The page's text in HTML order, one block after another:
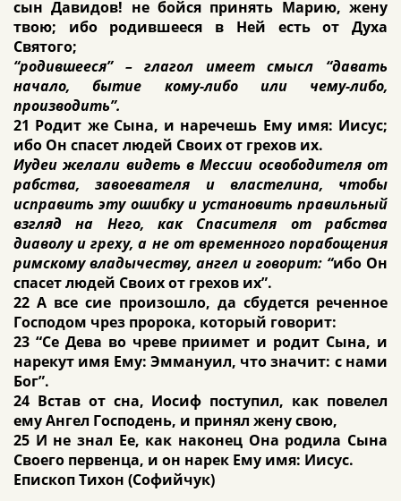
сын Давидов! не бойся принять Марию, жену
твою; ибо родившееся в Ней есть от Духа
Святого;
“родившееся” – глагол имеет смысл “давать
начало, бытие кому-либо или чему-либо,
производить”.
21 Родит же Сына, и наречешь Ему имя: Иисус;
ибо Он спасет людей Своих от грехов их.
Иудеи желали видеть в Мессии освободителя от
рабства, завоевателя и властелина, чтобы
исправить эту ошибку и установить правильный
взгляд на Него, как Спасителя от рабства
диаволу и греху, а не от временного порабощения
римскому владычеству, ангел и говорит: “ибо Он
спасет людей Своих от грехов их”.
22 А все сие произошло, да сбудется реченное
Господом чрез пророка, который говорит:
23 “Се Дева во чреве приимет и родит Сына, и
нарекут имя Ему: Эммануил, что значит: с нами
Бог”.
24 Встав от сна, Иосиф поступил, как повелел
ему Ангел Господень, и принял жену свою,
25 И не знал Ее, как наконец Она родила Сына
Своего первенца, и он нарек Ему имя: Иисус.
Епископ Тихон (Софийчук)